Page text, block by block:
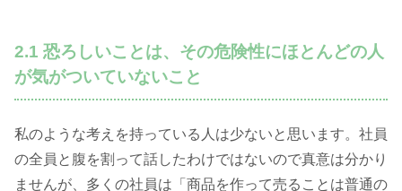
2.1 恐ろしいことは、その危険性にほとんどの人
が気がついていないこと
私のような考えを持っている人は少ないと思います。社員
の全員と腹を割って話したわけではないので真意は分かり
ませんが、多くの社員は「商品を作って売ることは普通の